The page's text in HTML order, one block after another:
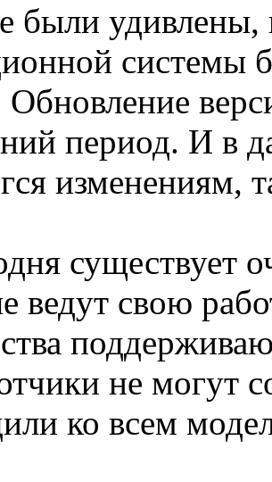
были удивлены,
системы
период. И в
изменениям,
существует
ведут свою
не могут
ко всем